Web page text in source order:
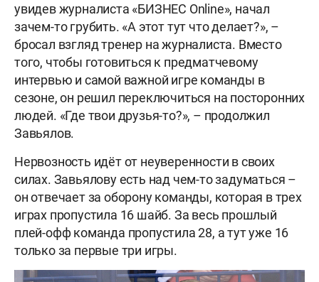
увидев журналиста «БИЗНЕС Online», начал
зачем-то грубить. «А этот тут что делает?», –
бросал взгляд тренер на журналиста. Вместо
того, чтобы готовиться к предматчевому
интервью и самой важной игре команды в
сезоне, он решил переключиться на посторонних
людей. «Где твои друзья-то?», – продолжил
Завьялов.
Нервозность идёт от неуверенности в своих
силах. Завьялову есть над чем-то задуматься –
он отвечает за оборону команды, которая в трех
играх пропустила 16 шайб. За весь прошлый
плей-офф команда пропустила 28, а тут уже 16
только за первые три игры.